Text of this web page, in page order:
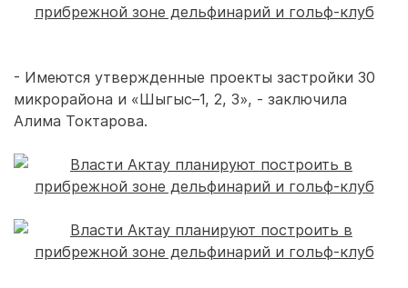
- Имеются утвержденные проекты застройки 30
микрорайона и «Шыгыс–1, 2, 3», - заключила
Алима Токтарова.